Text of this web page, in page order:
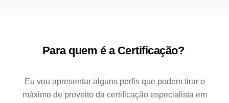
Para quem é a Certificação?
Eu vou apresentar alguns perfis que podem tirar o
máximo de proveito da certificação especialista em